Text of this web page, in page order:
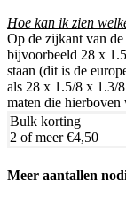
Hoe kan ik zien
Op de zijkant van de
bijvoorbeeld 28 x
staan (dit is de
als 28 x 1.5/8 x 1.3/
maten die hierboven
Bulk korting
2 of meer €4,50
Meer aantallen